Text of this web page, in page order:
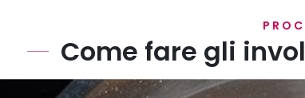
Come fare gli
Bollite le patate in abbondante acqua salata